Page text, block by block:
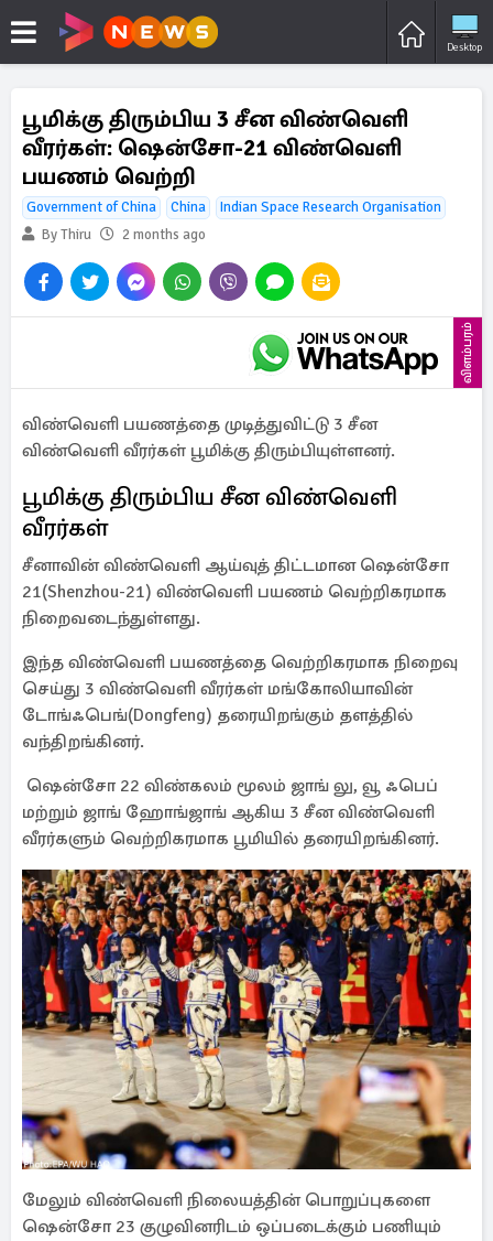
Desktop
பூமிக்கு திரும்பிய 3 சீன விண்வெளி
வீரர்கள்: ஷென்சோ-21 விண்வெளி
பயணம் வெற்றி
Government of China China
Indian Space Research Organisation
By Thiru
2 months ago
விளம்பரம்
விண்வெளி பயணத்தை முடித்துவிட்டு 3 சீன
விண்வெளி வீரர்கள் பூமிக்கு திரும்பியுள்ளனர்.
பூமிக்கு திரும்பிய சீன விண்வெளி
வீரர்கள்
சீனாவின் விண்வெளி ஆய்வுத் திட்டமான ஷென்சோ
21(Shenzhou-21) விண்வெளி பயணம் வெற்றிகரமாக
நிறைவடைந்துள்ளது.
இந்த விண்வெளி பயணத்தை வெற்றிகரமாக நிறைவு
செய்து 3 விண்வெளி வீரர்கள் மங்கோலியாவின்
டோங்ஃபெங்(Dongfeng) தரையிறங்கும் தளத்தில்
வந்திறங்கினர்.
ஷென்சோ 22 விண்கலம் மூலம் ஜாங் லு, வூ ஃபெப்
மற்றும் ஜாங் ஹோங்ஜாங் ஆகிய 3 சீன விண்வெளி
வீரர்களும் வெற்றிகரமாக பூமியில் தரையிறங்கினர்.
மேலும் விண்வெளி நிலையத்தின் பொறுப்புகளை
ஷென்சோ 23 குழுவினரிடம் ஒப்படைக்கும் பணியும்